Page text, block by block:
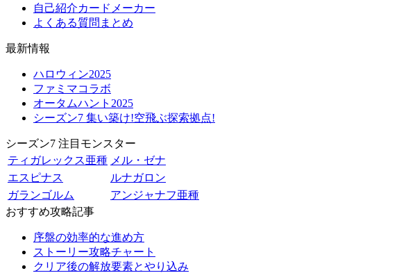
自己紹介カードメーカー
よくある質問まとめ
最新情報
ハロウィン2025
ファミマコラボ
オータムハント2025
シーズン7 集い築け!空飛ぶ探索拠点!
シーズン7 注目モンスター
ティガレックス亜種 メル・ゼナ
エスピナス
ルナガロン
ガランゴルム
アンジャナフ亜種
おすすめ攻略記事
序盤の効率的な進め方
ストーリー攻略チャート
クリア後の解放要素とやり込み